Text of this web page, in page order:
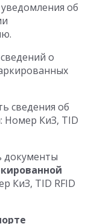
об
о
сведения об
Номер КиЗ, TID
документы
КиЗ, TID RFID